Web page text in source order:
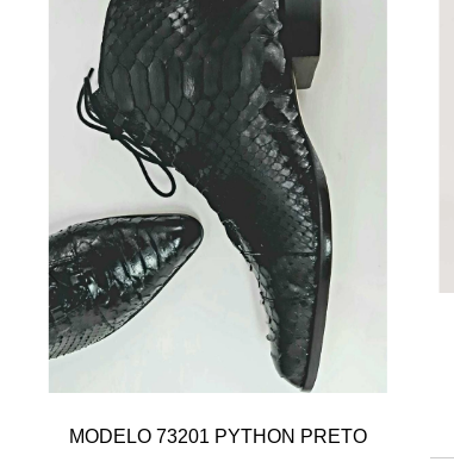
MODELO 73201 PYTHON PRETO